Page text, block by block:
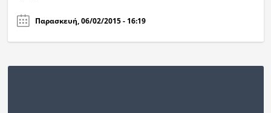
Παρασκευή, 06/02/2015 - 16:19